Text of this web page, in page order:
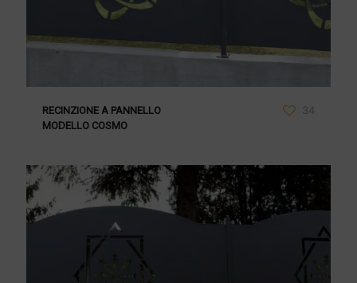
RECINZIONE A PANNELLO
MODELLO COSMO
34